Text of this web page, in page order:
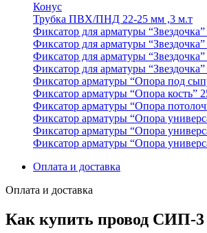
Конус
Трубка ПВХ/ПНД 22-25 мм ,3 м.т
Фиксатор для арматуры
Фиксатор для арматуры
Фиксатор для арматуры
Фиксатор для арматуры
Фиксатор арматуры “Опора под
Фиксатор арматуры “Опора кость”
Фиксатор арматуры “Опора
Фиксатор арматуры “Опора
Фиксатор арматуры “Опора
Фиксатор арматуры “Опора
Оплата и доставка
Оплата и доставка
Как купить провод СИП-3